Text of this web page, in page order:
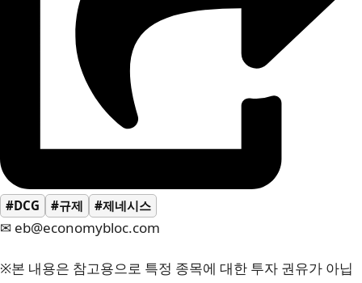
#DCG #규제 #제네시스
✉ eb@economybloc.com
※본 내용은 참고용으로 특정 종목에 대한 투자 권유가 아닙